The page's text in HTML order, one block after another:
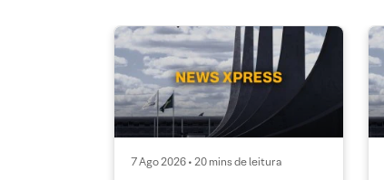
7 Ago 2026 • 20 mins de leitura